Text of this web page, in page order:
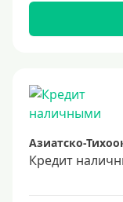
Азиатско-
Кредит